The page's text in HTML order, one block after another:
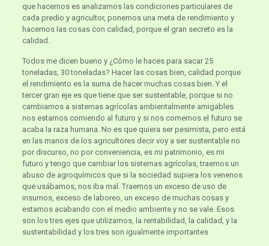
que hacemos es analizamos las condiciones particulares de
cada predio y agricultor, ponemos una meta de rendimiento y
hacemos las cosas con calidad, porque el gran secreto es la
calidad.
Todos me dicen bueno y ¿Cómo le haces para sacar 25
toneladas, 30 toneladas? Hacer las cosas bien, calidad porque
el rendimiento es la suma de hacer muchas cosas bien. Y el
tercer gran eje es que tiene que ser sustentable, porque si no
cambiamos a sistemas agrícolas ambientalmente amigables
nos estamos comiendo al futuro y si nos comemos el futuro se
acaba la raza humana. No es que quiera ser pesimista, pero está
en las manos de los agricultores decir voy a ser sustentable no
por discurso, no por conveniencia, es mi patrimonio, es mi
futuro y tengo que cambiar los sistemas agrícolas, traemos un
abuso de agroquímicos que si la sociedad supiera los venenos
que usábamos, nos iba mal. Traemos un exceso de uso de
insumos, exceso de laboreo, un exceso de muchas cosas y
estamos acabando con el medio ambiente y no se vale. Esos
son los tres ejes que utilizamos, la rentabilidad, la calidad, y la
sustentabilidad y los tres son igualmente importantes